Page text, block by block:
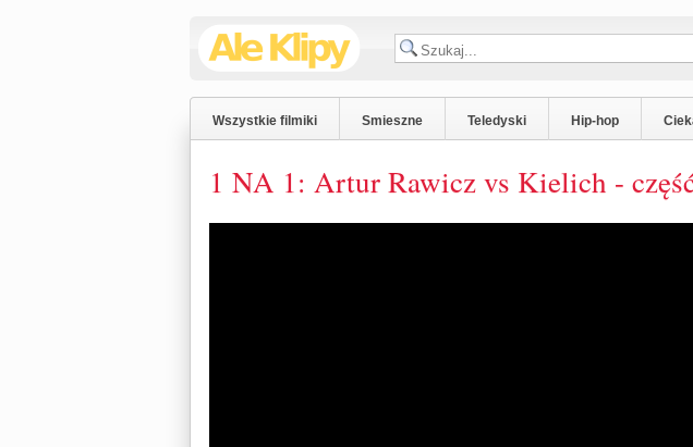
Wszystkie filmiki Smieszne Teledyski Hip-hop
1 NA 1: Artur Rawicz vs Kielich -